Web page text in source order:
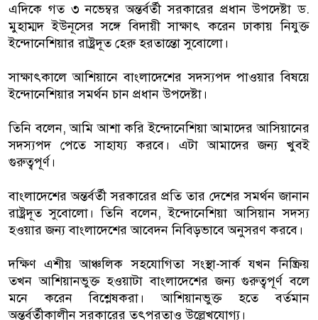
এদিকে গত ৩ নভেম্বর অন্তর্বর্তী সরকারের প্রধান উপদেষ্টা ড.
মুহাম্মদ ইউনূসের সঙ্গে বিদায়ী সাক্ষাৎ করেন ঢাকায় নিযুক্ত
ইন্দোনেশিয়ার রাষ্ট্রদূত হেরু হরতান্তো সুবোলো।
সাক্ষাৎকালে আশিয়ানে বাংলাদেশের সদস্যপদ পাওয়ার বিষয়ে
ইন্দোনেশিয়ার সমর্থন চান প্রধান উপদেষ্টা।
তিনি বলেন, আমি আশা করি ইন্দোনেশিয়া আমাদের আসিয়ানের
সদস্যপদ পেতে সাহায্য করবে। এটা আমাদের জন্য খুবই
গুরুত্বপূর্ণ।
বাংলাদেশের অন্তর্বর্তী সরকারের প্রতি তার দেশের সমর্থন জানান
রাষ্ট্রদূত সুবোলো। তিনি বলেন, ইন্দোনেশিয়া আসিয়ান সদস্য
হওয়ার জন্য বাংলাদেশের আবেদন নিবিড়ভাবে অনুসরণ করবে।
দক্ষিণ এশীয় আঞ্চলিক সহযোগিতা সংস্থা-সার্ক যখন নিষ্ক্রিয়
তখন আশিয়ানভুক্ত হওয়াটা বাংলাদেশের জন্য গুরুত্বপূর্ণ বলে
মনে করেন বিশ্লেষকরা। আশিয়ানভুক্ত হতে বর্তমান
অন্তর্বর্তীকালীন সরকারের তৎপরতাও উল্লেখযোগ্য।